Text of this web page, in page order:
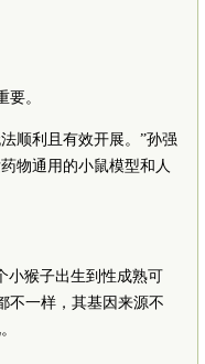
。
顺利且有效开展。”孙强
物通用的小鼠模型和人
小猴子出生到性成熟可
不一样，其基因来源不